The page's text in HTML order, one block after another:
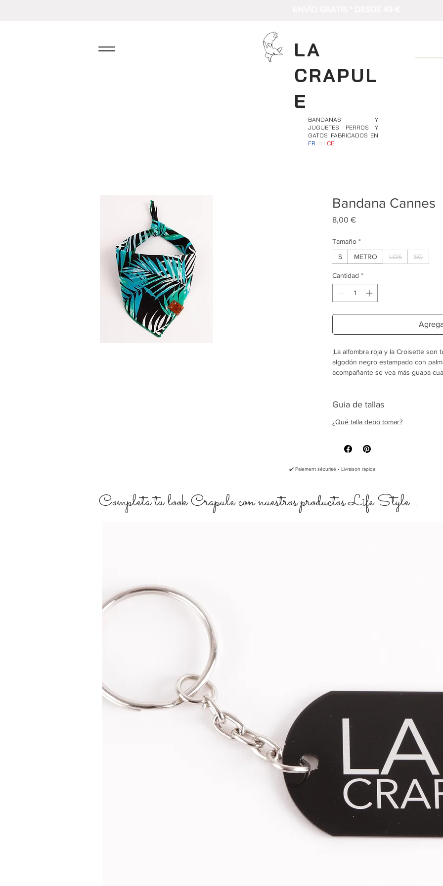
LA
CRAPUL
E
BANDANAS Y
JUGUETES PERROS Y
GATOS FABRICADOS EN
FR
CE
Bandana Cannes
8,00 €Precio
Tamaño *
S
METRO LOS SG
Cantidad *
¡La alfombra roja y la Croisette son
algodón negro estampado con
acompañante se vea más guapa
iniciales La Crapule para resaltar el
Algodón (100% algodón)
Cuero natural con tanage vegetal
Lavado a mano y secado natural.
normal. Recuerda tener esto en
Guia de tallas
¿Qué talla debo tomar?
✔️ Paiement sécurisé • Livraison rapide
Completa tu look Crapule con nuestros productos Life Style ...